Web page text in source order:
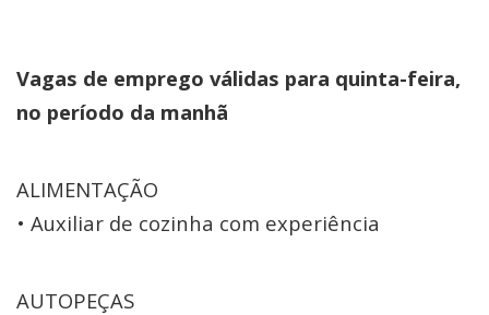
Vagas de emprego válidas para quinta-feira,
no período da manhã
ALIMENTAÇÃO
• Auxiliar de cozinha com experiência
AUTOPEÇAS